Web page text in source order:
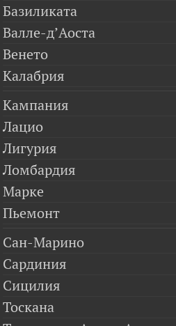
Базиликата
Валле-д’Аоста
Венето
Калабрия
Кампания
Лацио
Лигурия
Ломбардия
Марке
Пьемонт
Сан-Марино
Сардиния
Сицилия
Тоскана